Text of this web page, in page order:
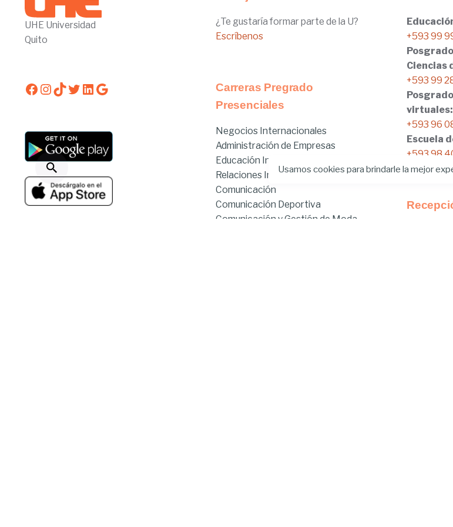
UHE Universidad
Quito
Facebook
Instagram
TikTok
Twitter
LinkedIn
Google
¿Te gustaría formar parte de la U?
Escríbenos
Carreras Pregrado
Presenciales
Negocios Internacionales
Administración de Empresas
Educación Inicial
Relaciones Internacionales
Comunicación
Comunicación Deportiva
Comunicación y Gestión de Moda
+593 99
Ciencias
+593 99
virtuales:
+593 96
Escuela
+593 98
Usamos cookies para brindarle la mejor